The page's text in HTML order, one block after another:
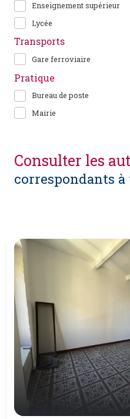
Enseignement supérieur
Lycée
Transports
Gare ferroviaire
Pratique
Bureau de poste
Mairie
consulter les
correspondants